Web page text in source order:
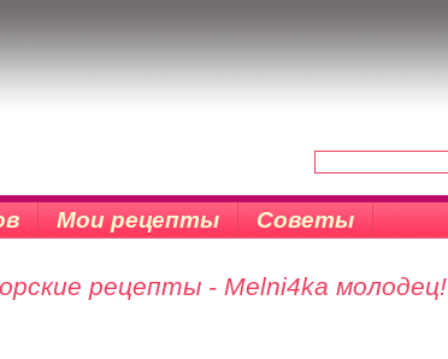
Мои рецепты Советы
рецепты - Melni4ka молодец!